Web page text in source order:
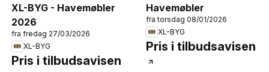
XL-BYG - Havemøbler
2026
fra fredag 27/03/2026
XL-BYG
Pris i tilbudsavisen
Havemøbler
fra torsdag 08/01/2026
XL-BYG
Pris i tilbudsavisen